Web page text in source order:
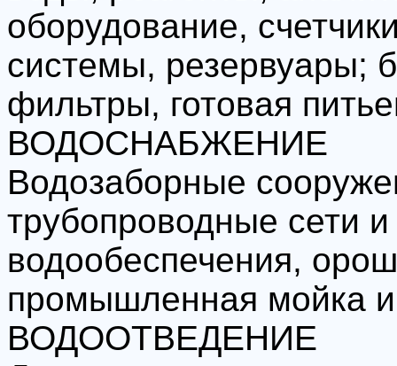
оборудование,
системы,
фильтры, готовая
ВОДОСНАБЖЕНИЕ
Водозаборные
трубопроводные сети
водообеспечения,
промышленная мойка и
ВОДООТВЕДЕНИЕ